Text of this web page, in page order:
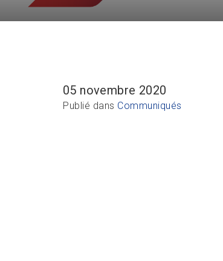
05 novembre 2020
Publié dans Communiqués